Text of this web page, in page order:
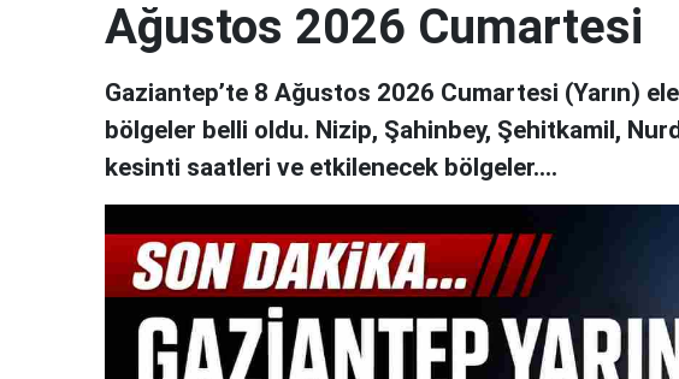
Ağustos 2026 Cumartesi
Gaziantep’te 8 Ağustos 2026 Cumartesi (Yarın)
bölgeler belli oldu. Nizip, Şahinbey, Şehitkamil,
kesinti saatleri ve etkilenecek bölgeler....